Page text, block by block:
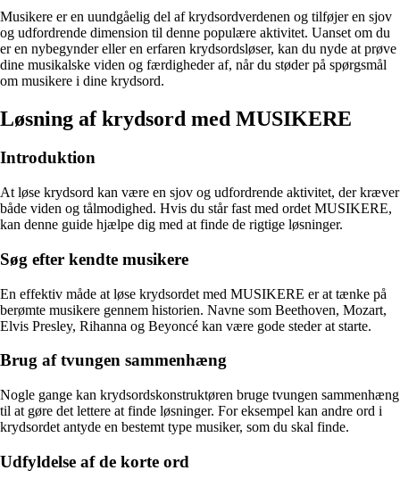
Musikere er en uundgåelig del af krydsordverdenen og tilføjer en sjov
og udfordrende dimension til denne populære aktivitet. Uanset om du
er en nybegynder eller en erfaren krydsordsløser, kan du nyde at prøve
dine musikalske viden og færdigheder af, når du støder på spørgsmål
om musikere i dine krydsord.
Løsning af krydsord med MUSIKERE
Introduktion
At løse krydsord kan være en sjov og udfordrende aktivitet, der kræver
både viden og tålmodighed. Hvis du står fast med ordet MUSIKERE,
kan denne guide hjælpe dig med at finde de rigtige løsninger.
Søg efter kendte musikere
En effektiv måde at løse krydsordet med MUSIKERE er at tænke på
berømte musikere gennem historien. Navne som Beethoven, Mozart,
Elvis Presley, Rihanna og Beyoncé kan være gode steder at starte.
Brug af tvungen sammenhæng
Nogle gange kan krydsordskonstruktøren bruge tvungen sammenhæng
til at gøre det lettere at finde løsninger. For eksempel kan andre ord i
krydsordet antyde en bestemt type musiker, som du skal finde.
Udfyldelse af de korte ord